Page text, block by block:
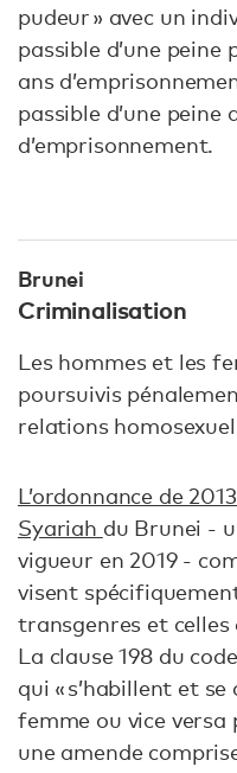
pudeur » avec un
passible d’une peine
ans
passible d’une peine
d’emprisonnement.
Brunei
Criminalisation
Les hommes et les
poursuivis
relations
L’ordonnance de
Syariah du Brunei -
vigueur en 2019 -
visent
transgenres et
La clause 198 du
qui « s’habillent et
femme ou vice versa
une amende